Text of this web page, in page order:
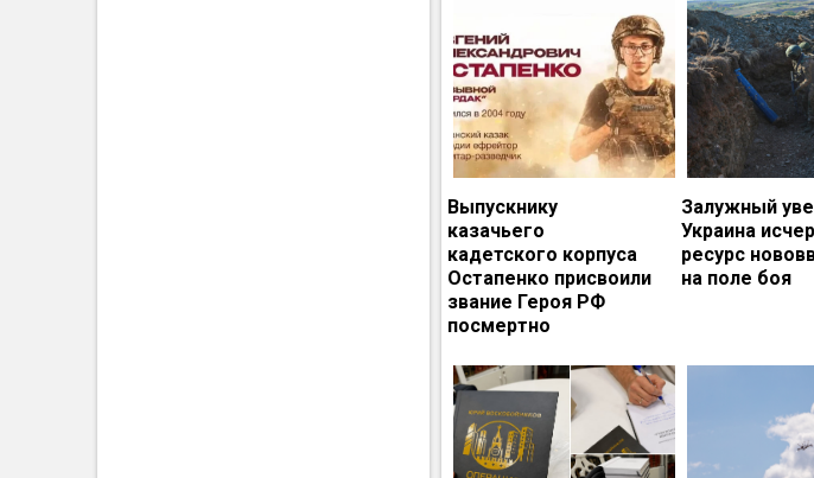
Выпускнику
казачьего
кадетского корпуса
Остапенко присвоили
звание Героя РФ
посмертно
Залужный
Украина
ресурс
на поле боя